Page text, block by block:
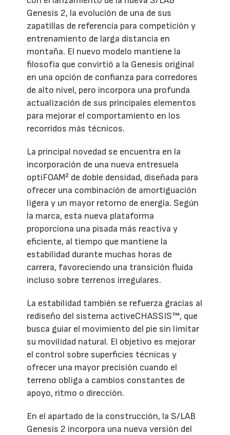
Genesis 2, la evolución de una de sus
zapatillas de referencia para competición y
entrenamiento de larga distancia en
montaña. El nuevo modelo mantiene la
filosofía que convirtió a la Genesis original
en una opción de confianza para corredores
de alto nivel, pero incorpora una profunda
actualización de sus principales elementos
para mejorar el comportamiento en los
recorridos más técnicos.
La principal novedad se encuentra en la
incorporación de una nueva entresuela
optiFOAM² de doble densidad, diseñada para
ofrecer una combinación de amortiguación
ligera y un mayor retorno de energía. Según
la marca, esta nueva plataforma
proporciona una pisada más reactiva y
eficiente, al tiempo que mantiene la
estabilidad durante muchas horas de
carrera, favoreciendo una transición fluida
incluso sobre terrenos irregulares.
La estabilidad también se refuerza gracias al
rediseño del sistema activeCHASSIS™, que
busca guiar el movimiento del pie sin limitar
su movilidad natural. El objetivo es mejorar
el control sobre superficies técnicas y
ofrecer una mayor precisión cuando el
terreno obliga a cambios constantes de
apoyo, ritmo o dirección.
En el apartado de la construcción, la S/LAB
Genesis 2 incorpora una nueva versión del